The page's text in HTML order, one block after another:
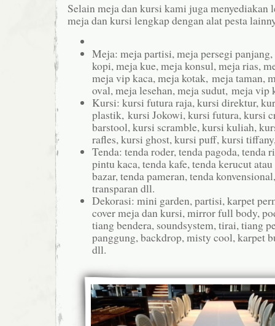
Selain meja dan kursi kami juga menyediakan
meja dan kursi lengkap dengan alat pesta
Meja: meja partisi, meja persegi
kopi, meja kue, meja konsul, meja rias,
meja vip kaca, meja kotak, meja taman,
oval, meja lesehan, meja sudut, meja vip
Kursi: kursi futura raja, kursi direktur,
plastik, kursi Jokowi, kursi futura, kursi
barstool, kursi scramble, kursi kuliah,
rafles, kursi ghost, kursi puff, kursi
Tenda: tenda roder, tenda pagoda, tenda
pintu kaca, tenda kafe, tenda kerucut
bazar, tenda pameran, tenda
transparan dll.
Dekorasi: mini garden, partisi, karpet
cover meja dan kursi, mirror full body,
tiang bendera, soundsystem, tirai, tiang
panggung, backdrop, misty cool, karpet
dll.